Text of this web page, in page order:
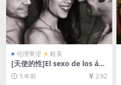
伦理青涩 欧美
[天使的性]El sexo de los án
geles (2012)完整版[百度网盘
+迅雷云盘资源1080P超清未
5 年前 2.92